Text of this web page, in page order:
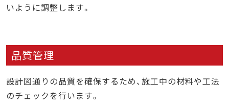
いように調整します。
品質管理
設計図通りの品質を確保するため、施工中の材料や工法
のチェックを行います。